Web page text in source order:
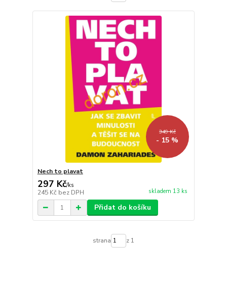
349 Kč
- 15 %
Nech to plavat
297 Kč/ks
245 Kč bez DPH skladem 13 ks
Přidat do košíku
strana z 1